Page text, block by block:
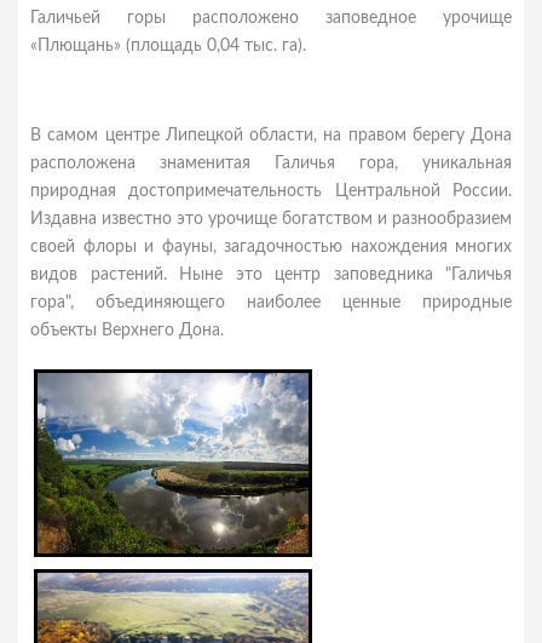
Галичьей горы расположено заповедное урочище
«Плющань» (площадь 0,04 тыс. га).
В самом центре Липецкой области, на правом берегу Дона
расположена знаменитая Галичья гора, уникальная
природная достопримечательность Центральной России.
Издавна известно это урочище богатством и разнообразием
своей флоры и фауны, загадочностью нахождения многих
видов растений. Ныне это центр заповедника "Галичья
гора", объединяющего наиболее ценные природные
объекты Верхнего Дона.